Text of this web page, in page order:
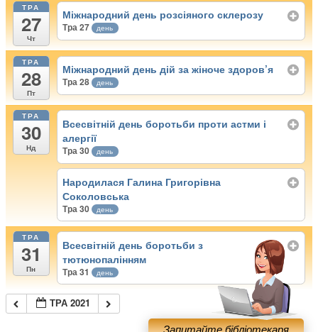
ТРА
27
Чт
Міжнародний день розсіяного склерозу
Тра 27 день
ТРА
28
Пт
Міжнародний день дій за жіноче здоров’я
Тра 28 день
ТРА
30
Нд
Всесвітній день боротьби проти астми і
алергії
Тра 30 день
Народилася Галина Григорівна
Соколовська
Тра 30 день
ТРА
31
Пн
Всесвітній день боротьби з
тютюнопалінням
Тра 31 день
ТРА 2021